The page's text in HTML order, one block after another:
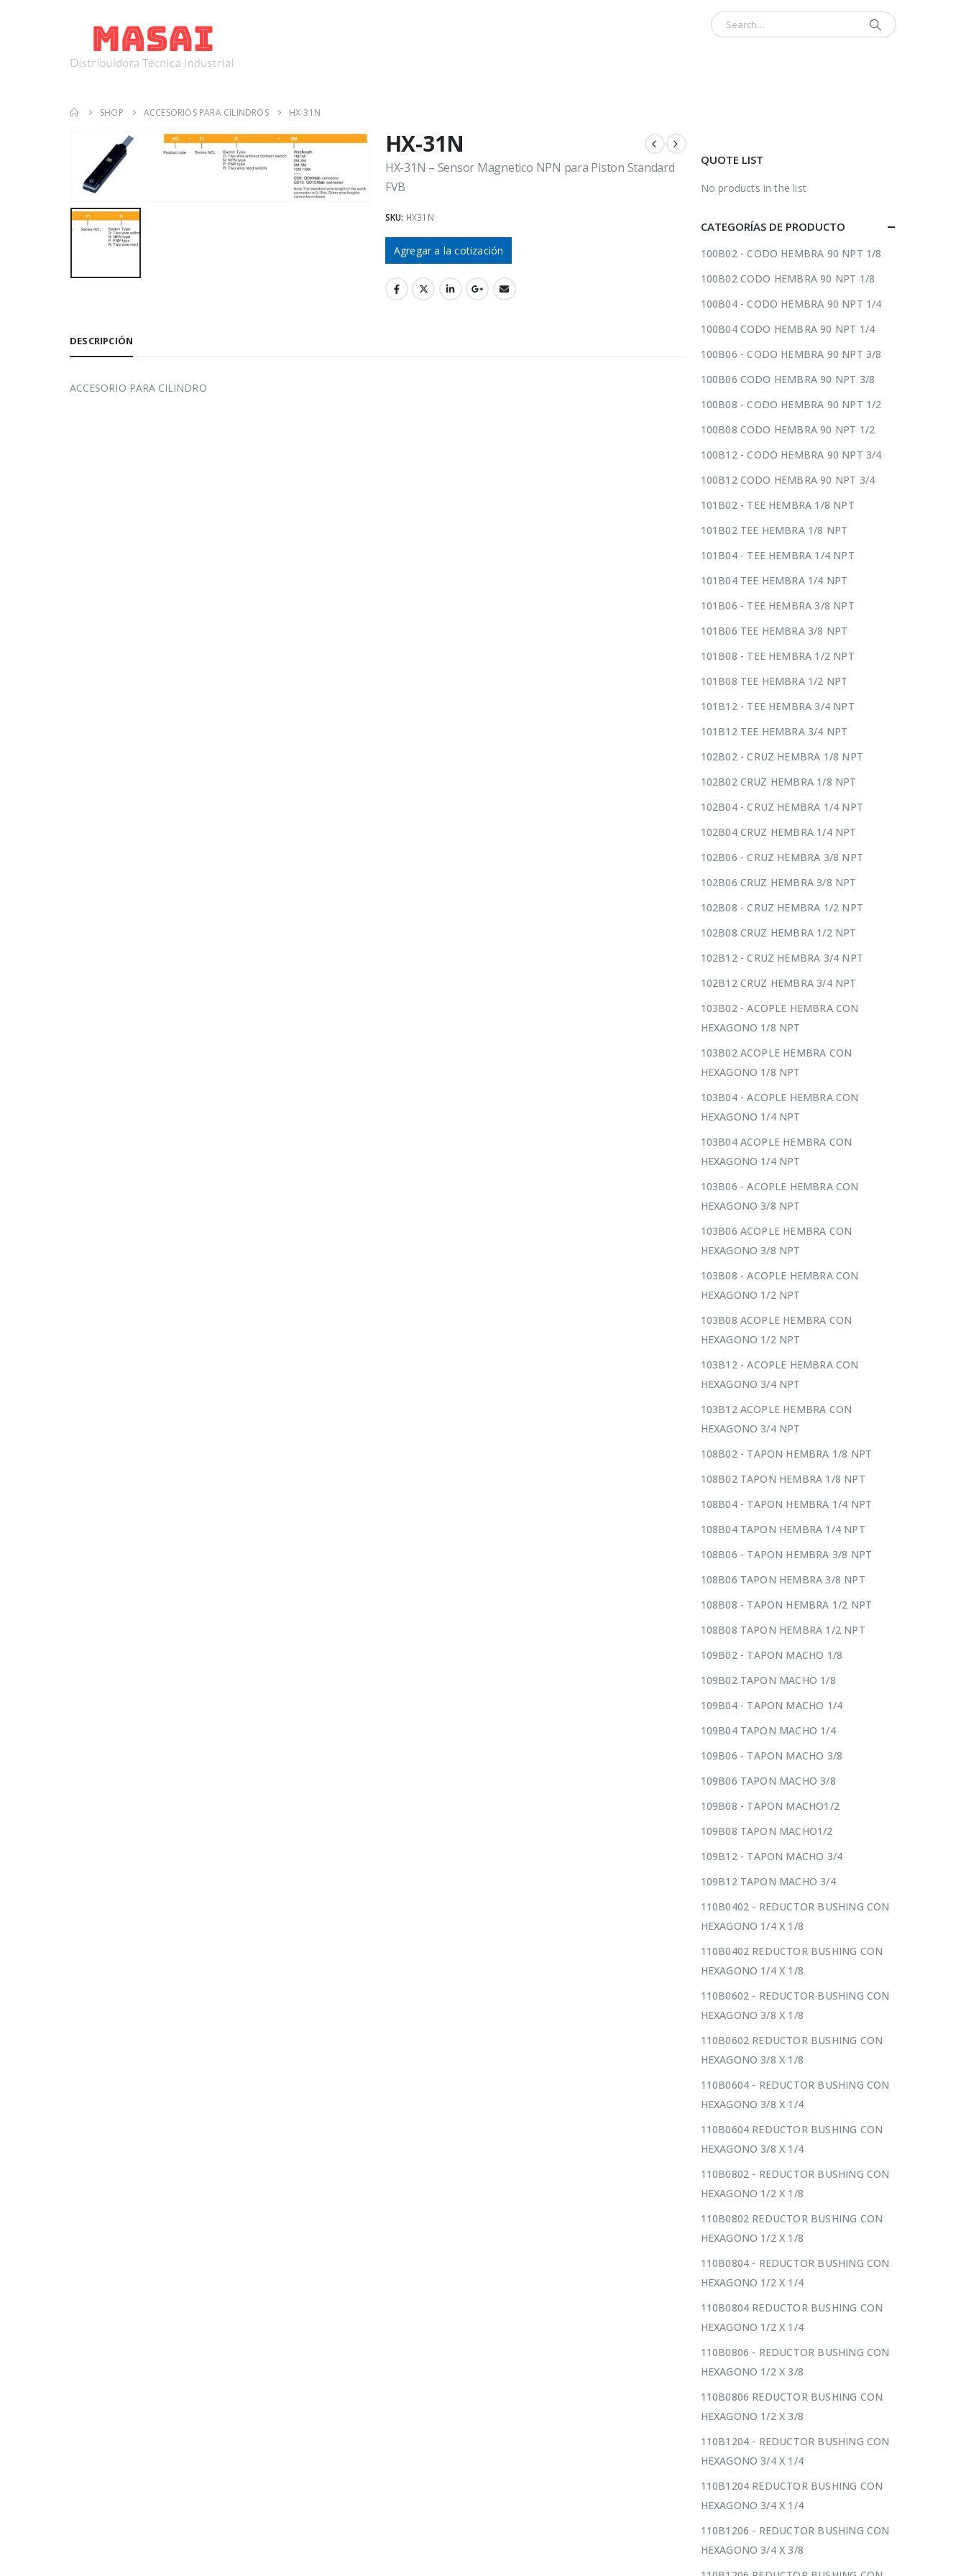
SHOP ACCESORIOS PARA CILINDROS HX-31N
HX-31N
HX-31N – Sensor Magnetico NPN para Piston Standard
FVB
SKU: HX31N
Agregar a la cotización
DESCRIPCIÓN
ACCESORIO PARA CILINDRO
QUOTE LIST
No products in the list
CATEGORÍAS DE PRODUCTO
100B02 - CODO HEMBRA 90 NPT 1/8
100B02 CODO HEMBRA 90 NPT 1/8
100B04 - CODO HEMBRA 90 NPT 1/4
100B04 CODO HEMBRA 90 NPT 1/4
100B06 - CODO HEMBRA 90 NPT 3/8
100B06 CODO HEMBRA 90 NPT 3/8
100B08 - CODO HEMBRA 90 NPT 1/2
100B08 CODO HEMBRA 90 NPT 1/2
100B12 - CODO HEMBRA 90 NPT 3/4
100B12 CODO HEMBRA 90 NPT 3/4
101B02 - TEE HEMBRA 1/8 NPT
101B02 TEE HEMBRA 1/8 NPT
101B04 - TEE HEMBRA 1/4 NPT
101B04 TEE HEMBRA 1/4 NPT
101B06 - TEE HEMBRA 3/8 NPT
101B06 TEE HEMBRA 3/8 NPT
101B08 - TEE HEMBRA 1/2 NPT
101B08 TEE HEMBRA 1/2 NPT
101B12 - TEE HEMBRA 3/4 NPT
101B12 TEE HEMBRA 3/4 NPT
102B02 - CRUZ HEMBRA 1/8 NPT
102B02 CRUZ HEMBRA 1/8 NPT
102B04 - CRUZ HEMBRA 1/4 NPT
102B04 CRUZ HEMBRA 1/4 NPT
102B06 - CRUZ HEMBRA 3/8 NPT
102B06 CRUZ HEMBRA 3/8 NPT
102B08 - CRUZ HEMBRA 1/2 NPT
102B08 CRUZ HEMBRA 1/2 NPT
102B12 - CRUZ HEMBRA 3/4 NPT
102B12 CRUZ HEMBRA 3/4 NPT
103B02 - ACOPLE HEMBRA CON
HEXAGONO 1/8 NPT
103B02 ACOPLE HEMBRA CON
HEXAGONO 1/8 NPT
103B04 - ACOPLE HEMBRA CON
HEXAGONO 1/4 NPT
103B04 ACOPLE HEMBRA CON
HEXAGONO 1/4 NPT
103B06 - ACOPLE HEMBRA CON
HEXAGONO 3/8 NPT
103B06 ACOPLE HEMBRA CON
HEXAGONO 3/8 NPT
103B08 - ACOPLE HEMBRA CON
HEXAGONO 1/2 NPT
103B08 ACOPLE HEMBRA CON
HEXAGONO 1/2 NPT
103B12 - ACOPLE HEMBRA CON
HEXAGONO 3/4 NPT
103B12 ACOPLE HEMBRA CON
HEXAGONO 3/4 NPT
108B02 - TAPON HEMBRA 1/8 NPT
108B02 TAPON HEMBRA 1/8 NPT
108B04 - TAPON HEMBRA 1/4 NPT
108B04 TAPON HEMBRA 1/4 NPT
108B06 - TAPON HEMBRA 3/8 NPT
108B06 TAPON HEMBRA 3/8 NPT
108B08 - TAPON HEMBRA 1/2 NPT
108B08 TAPON HEMBRA 1/2 NPT
109B02 - TAPON MACHO 1/8
109B02 TAPON MACHO 1/8
109B04 - TAPON MACHO 1/4
109B04 TAPON MACHO 1/4
109B06 - TAPON MACHO 3/8
109B06 TAPON MACHO 3/8
109B08 - TAPON MACHO1/2
109B08 TAPON MACHO1/2
109B12 - TAPON MACHO 3/4
109B12 TAPON MACHO 3/4
110B0402 - REDUCTOR BUSHING CON
HEXAGONO 1/4 X 1/8
110B0402 REDUCTOR BUSHING CON
HEXAGONO 1/4 X 1/8
110B0602 - REDUCTOR BUSHING CON
HEXAGONO 3/8 X 1/8
110B0602 REDUCTOR BUSHING CON
HEXAGONO 3/8 X 1/8
110B0604 - REDUCTOR BUSHING CON
HEXAGONO 3/8 X 1/4
110B0604 REDUCTOR BUSHING CON
HEXAGONO 3/8 X 1/4
110B0802 - REDUCTOR BUSHING CON
HEXAGONO 1/2 X 1/8
110B0802 REDUCTOR BUSHING CON
HEXAGONO 1/2 X 1/8
110B0804 - REDUCTOR BUSHING CON
HEXAGONO 1/2 X 1/4
110B0804 REDUCTOR BUSHING CON
HEXAGONO 1/2 X 1/4
110B0806 - REDUCTOR BUSHING CON
HEXAGONO 1/2 X 3/8
110B0806 REDUCTOR BUSHING CON
HEXAGONO 1/2 X 3/8
110B1204 - REDUCTOR BUSHING CON
HEXAGONO 3/4 X 1/4
110B1204 REDUCTOR BUSHING CON
HEXAGONO 3/4 X 1/4
110B1206 - REDUCTOR BUSHING CON
HEXAGONO 3/4 X 3/8